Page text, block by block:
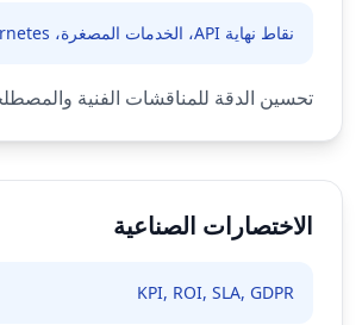
نقاط نهاية API، الخدمات المصغرة، Kubernetes
تحسين الدقة للمناقشات الفنية
الاختصارات الصناعية
KPI, ROI, SLA, GDPR